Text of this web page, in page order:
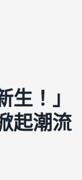
生！」
起潮流